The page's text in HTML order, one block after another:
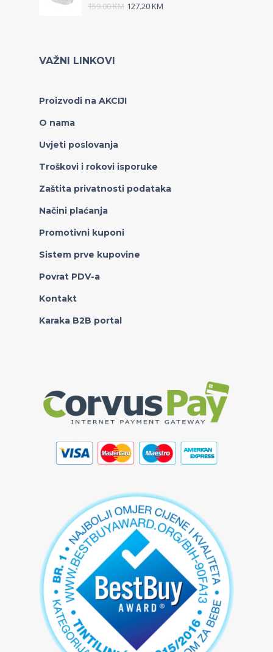
159.00KM 127.20KM
VAŽNI LINKOVI
Proizvodi na AKCIJI
O nama
Uvjeti poslovanja
Troškovi i rokovi isporuke
Zaštita privatnosti podataka
Načini plaćanja
Promotivni kuponi
Sistem prve kupovine
Povrat PDV-a
Kontakt
Karaka B2B portal